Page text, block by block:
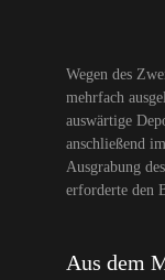
Wegen des
mehrfach
auswärtige
anschließend
Ausgrabung
erforderte den
Aus dem